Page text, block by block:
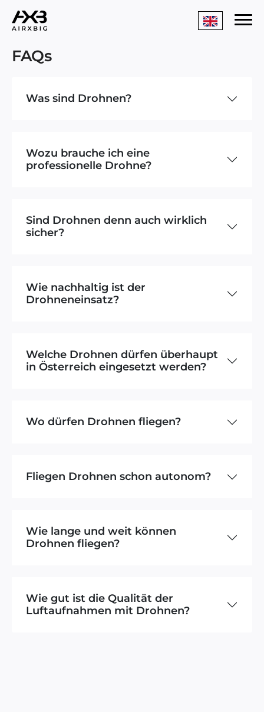
FAQs
Was sind Drohnen?
Wozu brauche ich eine
professionelle Drohne?
Sind Drohnen denn auch wirklich
sicher?
Wie nachhaltig ist der
Drohneneinsatz?
Welche Drohnen dürfen überhaupt
in Österreich eingesetzt werden?
Wo dürfen Drohnen fliegen?
Fliegen Drohnen schon autonom?
Wie lange und weit können
Drohnen fliegen?
Wie gut ist die Qualität der
Luftaufnahmen mit Drohnen?